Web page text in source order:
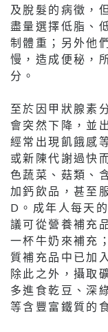
及脫髮的病徵，
盡量選擇低脂、
制體重；另外他
慢，造成便秘，
分。
至於因甲狀腺素
會突然下降，並
經常出現飢餓感
或新陳代謝過快
色蔬菜、菇類、
加鈣飲品，甚至
D。成年人每天
議可從營養補充
一杯牛奶來補充
質補充品中已加
除此之外，攝取
多進食乾豆、深
等含豐富鐵質的